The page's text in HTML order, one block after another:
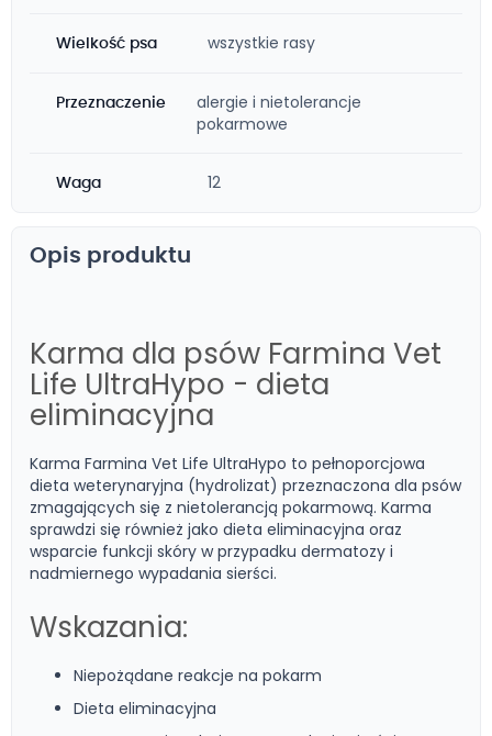
Wielkość psa wszystkie rasy
Przeznaczenie
alergie i nietolerancje
pokarmowe
Waga 12
Opis produktu
Karma dla psów Farmina Vet
Life UltraHypo - dieta
eliminacyjna
Karma Farmina Vet Life UltraHypo to pełnoporcjowa
dieta weterynaryjna (hydrolizat) przeznaczona dla psów
zmagających się z nietolerancją pokarmową. Karma
sprawdzi się również jako dieta eliminacyjna oraz
wsparcie funkcji skóry w przypadku dermatozy i
nadmiernego wypadania sierści.
Wskazania:
Niepożądane reakcje na pokarm
Dieta eliminacyjna